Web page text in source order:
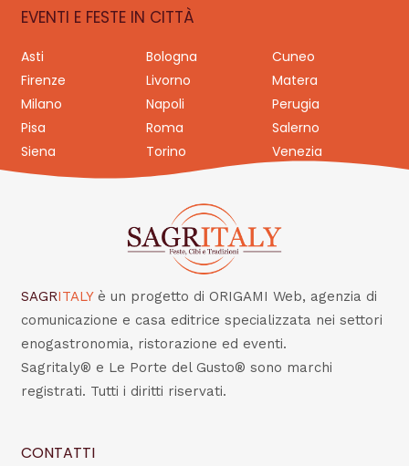
EVENTI E FESTE IN CITTÀ
Asti Bologna
Cuneo
Firenze
Livorno
Matera
Milano
Napoli
Perugia
Pisa
Roma
Salerno
Siena
Torino Venezia
SAGRITALY è un progetto di ORIGAMI Web, agenzia di
comunicazione e casa editrice specializzata nei settori
enogastronomia, ristorazione ed eventi.
Sagritaly® e Le Porte del Gusto® sono marchi
registrati. Tutti i diritti riservati.
CONTATTI